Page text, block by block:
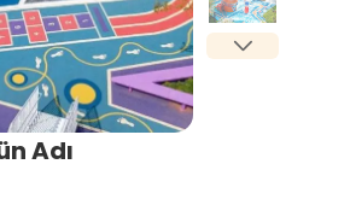
Adı